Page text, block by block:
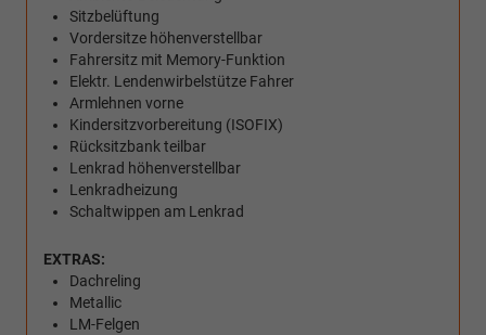
Sitzbelüftung
Vordersitze höhenverstellbar
Fahrersitz mit Memory-Funktion
Elektr. Lendenwirbelstütze Fahrer
Armlehnen vorne
Kindersitzvorbereitung (ISOFIX)
Rücksitzbank teilbar
Lenkrad höhenverstellbar
Lenkradheizung
Schaltwippen am Lenkrad
EXTRAS:
Dachreling
Metallic
LM-Felgen